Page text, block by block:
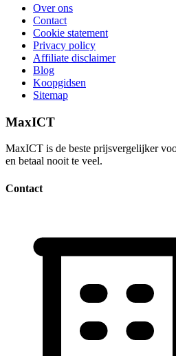
Over ons
Contact
Cookie statement
Privacy policy
Affiliate disclaimer
Blog
Koopgidsen
Sitemap
MaxICT
MaxICT is de beste prijsvergelijker
en betaal nooit te veel.
Contact